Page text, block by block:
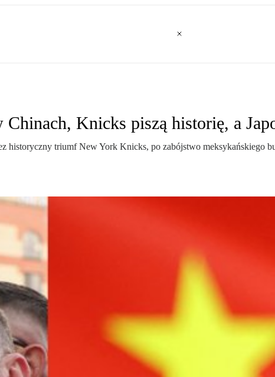
Knicks piszą historię, a
historyczny triumf New York Knicks, po zabójstwo meksykańskiego